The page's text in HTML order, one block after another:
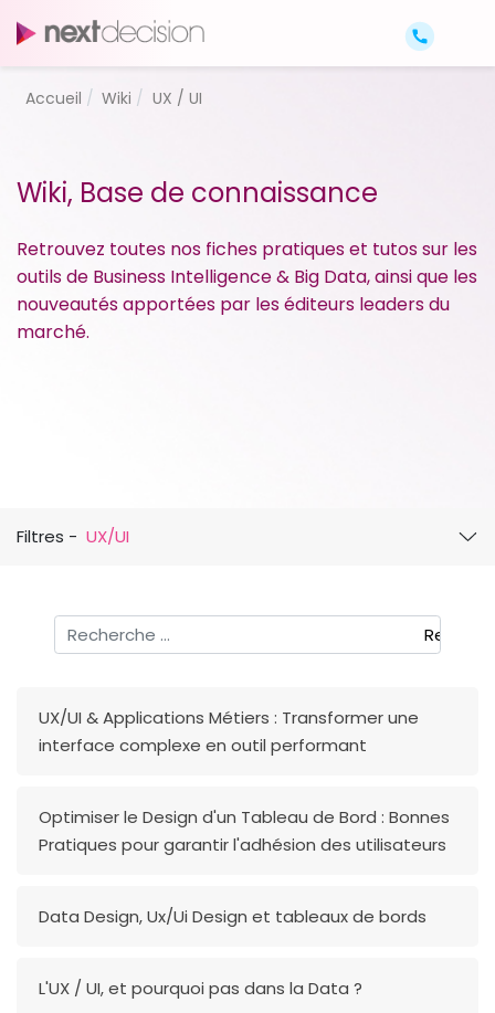
Accueil Wiki UX / UI
Wiki, Base de connaissance
Retrouvez toutes nos fiches pratiques et tutos sur les
outils de Business Intelligence & Big Data, ainsi que les
nouveautés apportées par les éditeurs leaders du
marché.
Filtres - UX/UI
UX/UI & Applications Métiers : Transformer une
interface complexe en outil performant
Optimiser le Design d'un Tableau de Bord : Bonnes
Pratiques pour garantir l'adhésion des utilisateurs
Data Design, Ux/Ui Design et tableaux de bords
L'UX / UI, et pourquoi pas dans la Data ?